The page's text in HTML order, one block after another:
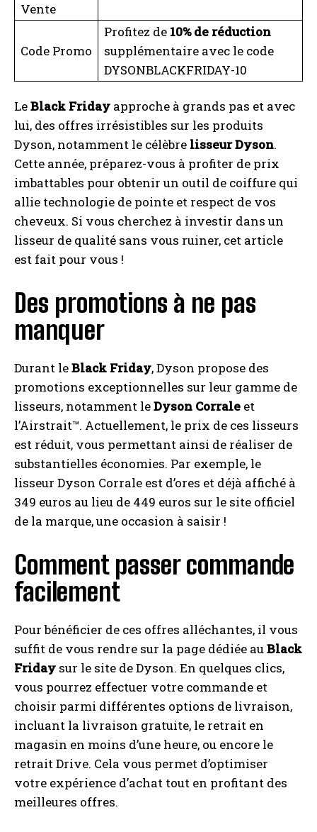
I WANT IN
A LIRE :
Profitez de 10 € en e-crédits grâce à ce
code promo de la FDJ !
Vente
Code Promo
Profitez de 10% de réduction
supplémentaire avec le code
DYSONBLACKFRIDAY-10
LeBlack Friday approche à grands pas et avec
lui, des offres irrésistibles sur les produits
Dyson, notamment le célèbre lisseur Dyson.
Cette année, préparez-vous à profiter de prix
imbattables pour obtenir un outil de coiffure qui
allie technologie de pointe et respect de vos
cheveux. Si vous cherchez à investir dans un
lisseur de qualité sans vous ruiner, cet article
est fait pour vous !
Des promotions à ne pas
manquer
Durant leBlack Friday, Dyson propose des
promotions exceptionnelles sur leur gamme de
lisseurs, notamment leDyson Corrale et
l’Airstrait™. Actuellement, le prix de ces lisseurs
est réduit, vous permettant ainsi de réaliser de
substantielles économies. Par exemple, le
lisseur Dyson Corrale est d’ores et déjà affiché à
349 euros au lieu de 449 euros sur le site officiel
de la marque, une occasion à saisir !
Comment passer commande
facilement
Pour bénéficier de ces offres alléchantes, il vous
suffit de vous rendre sur la page dédiée auBlack
Friday sur le site de Dyson. En quelques clics,
vous pourrez effectuer votre commande et
choisir parmi différentes options de livraison,
incluant la livraison gratuite, le retrait en
magasin en moins d’une heure, ou encore le
retrait Drive. Cela vous permet d’optimiser
votre expérience d’achat tout en profitant des
meilleures offres.